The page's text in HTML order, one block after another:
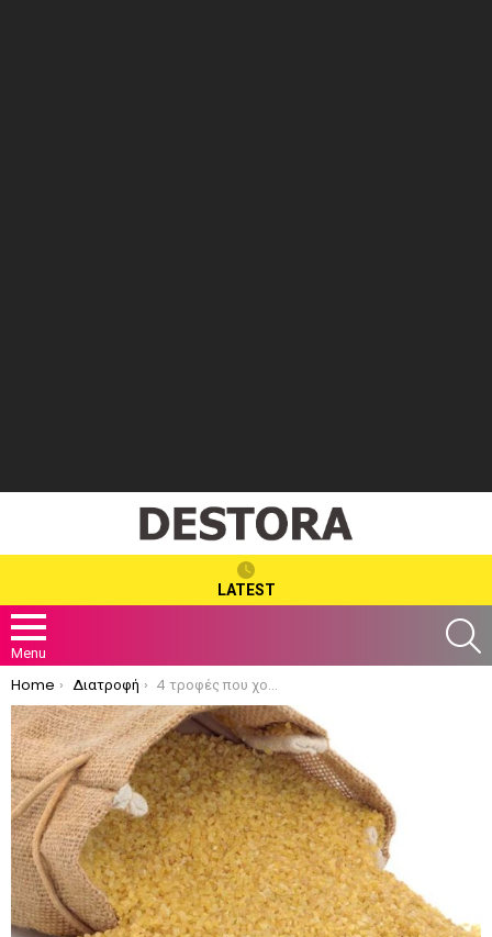
LATEST
Menu
You are here:
Home Διατροφή 4 τροφές που χορταίνουν χωρίς να παχαίνουν